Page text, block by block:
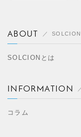
ABOUT
SOLCIONとは
INFORMATION
コラム